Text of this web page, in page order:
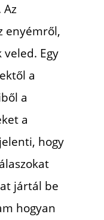
enyémről,
Egy
a
a
a
hogy
jártál be
hogyan